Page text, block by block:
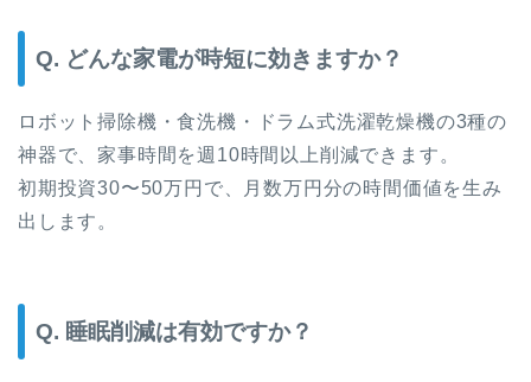
Q. どんな家電が時短に効きますか？
ロボット掃除機・食洗機・ドラム式洗濯乾燥機の3種の
神器で、家事時間を週10時間以上削減できます。
初期投資30〜50万円で、月数万円分の時間価値を生み
出します。
Q. 睡眠削減は有効ですか？